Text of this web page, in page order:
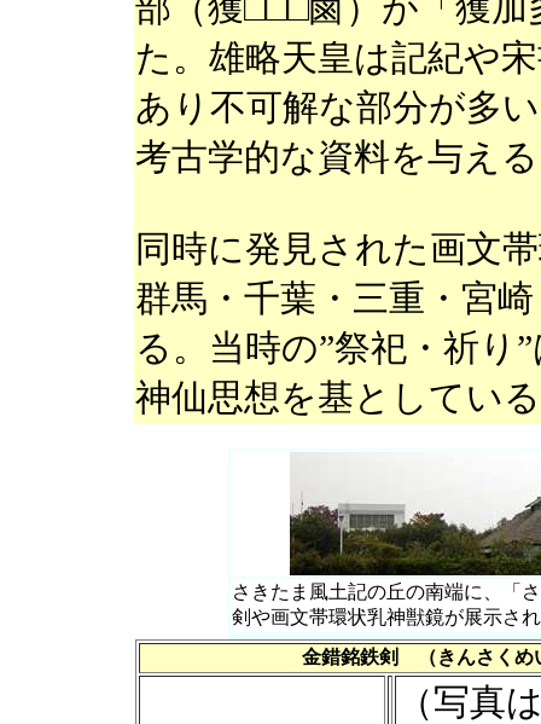
部（獲□□□鹵）が「獲
た。雄略天皇は記紀や
あり不可解な部分が多
考古学的な資料を与え
同時に発見された画文
群馬・千葉・三重・宮
る。当時の”祭祀・祈り
神仙思想を基としてい
さきたま風土記の丘の南端に、「
剣や画文帯環状乳神獣鏡が展示さ
金錯銘鉄剣 （きんさくめ
（写真